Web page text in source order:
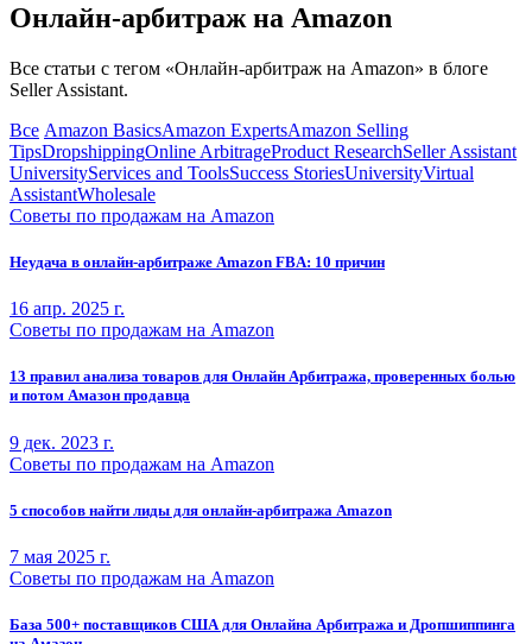
Онлайн-арбитраж на Amazon
Все статьи с тегом «Онлайн-арбитраж на Amazon» в блоге
Seller Assistant.
Все Amazon BasicsAmazon ExpertsAmazon Selling
TipsDropshippingOnline ArbitrageProduct ResearchSeller Assistant
UniversityServices and ToolsSuccess StoriesUniversityVirtual
AssistantWholesale
Советы по продажам на Amazon
Неудача в онлайн-арбитраже Amazon FBA: 10 причин
16 апр. 2025 г.
Советы по продажам на Amazon
13 правил анализа товаров для Онлайн Арбитража, проверенных болью
и потом Амазон продавца
9 дек. 2023 г.
Советы по продажам на Amazon
5 способов найти лиды для онлайн-арбитража Amazon
7 мая 2025 г.
Советы по продажам на Amazon
База 500+ поставщиков США для Онлайна Арбитража и Дропшиппинга